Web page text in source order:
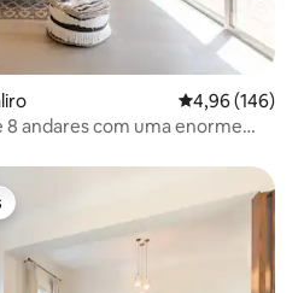
Classificação
4,96 (146)
andares com uma enorme
apreciados